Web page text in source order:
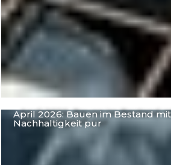
April 2026: Bauen im Bestand
Nachhaltigkeit pur